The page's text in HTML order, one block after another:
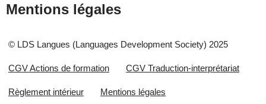
Mentions légales
© LDS Langues (Languages Development Society) 2025
CGV Actions de formation CGV Traduction-interprétariat
Règlement intérieur Mentions légales